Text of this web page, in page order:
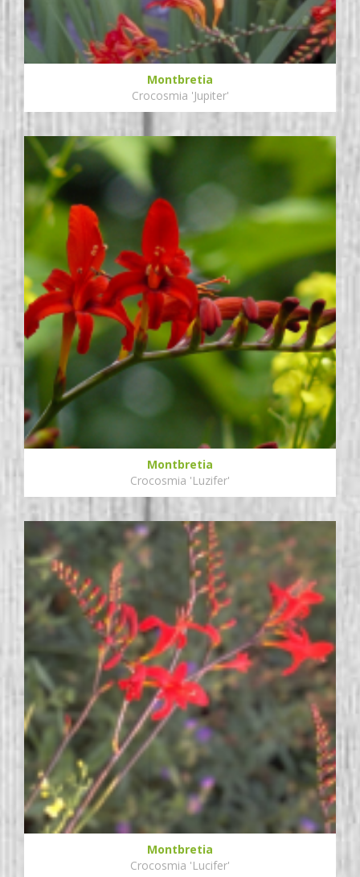
Montbretia
Crocosmia 'Jupiter'
Montbretia
Crocosmia 'Luzifer'
Montbretia
Crocosmia 'Lucifer'